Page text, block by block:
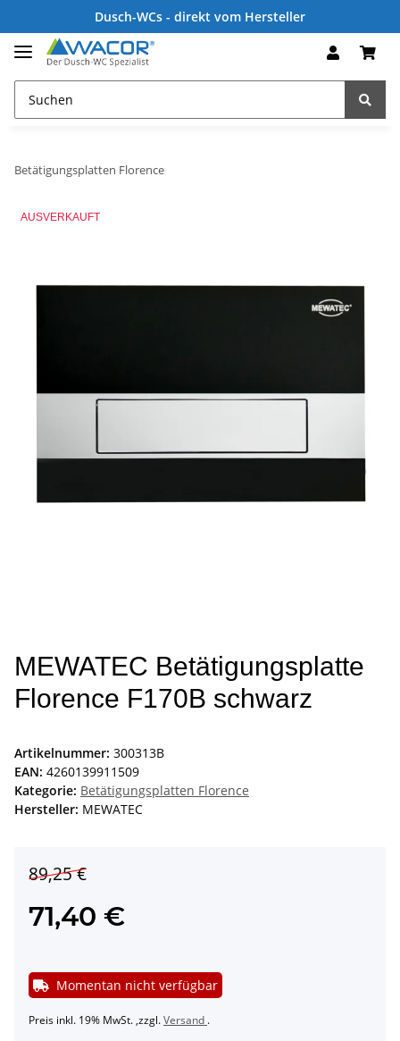
Dusch-WCs - direkt vom Hersteller
Betätigungsplatten Florence
AUSVERKAUFT
MEWATEC Betätigungsplatte
Florence F170B schwarz
Artikelnummer: 300313B
EAN: 4260139911509
Kategorie: Betätigungsplatten Florence
Hersteller: MEWATEC
89,25 €
71,40 €
Momentan nicht verfügbar
Preis inkl. 19% MwSt. ,zzgl.Versand .